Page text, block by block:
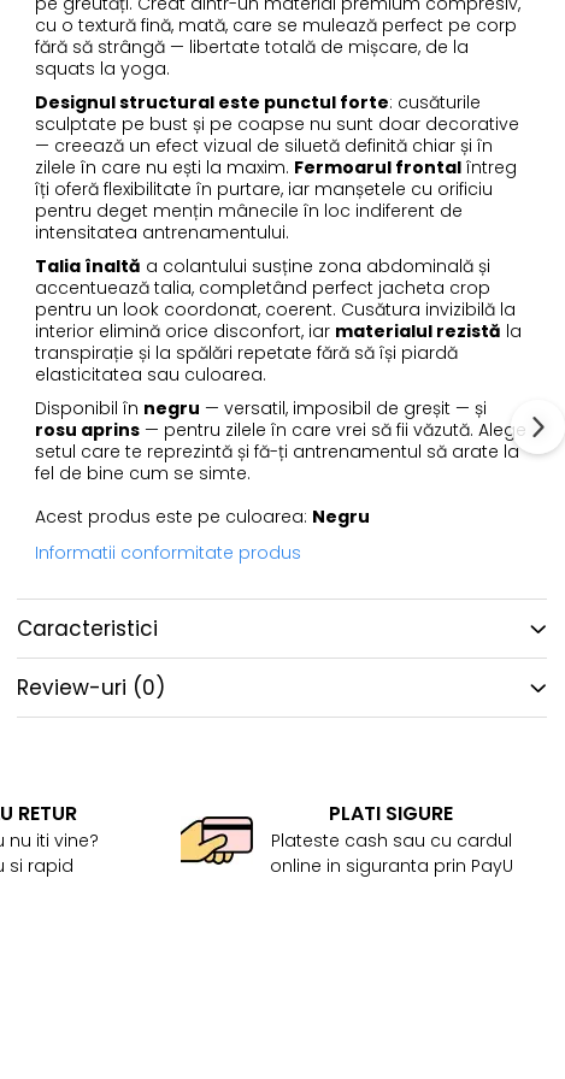
cu o textură fină, mată, care se mulează perfect pe corp
fără să strângă — libertate totală de mișcare, de la
squats la yoga.
Designul structural este punctul forte: cusăturile
sculptate pe bust și pe coapse nu sunt doar decorative
— creează un efect vizual de siluetă definită chiar și în
zilele în care nu ești la maxim. Fermoarul frontalîntreg
îți oferă flexibilitate în purtare, iar manșetele cu orificiu
pentru deget mențin mânecile în loc indiferent de
intensitatea antrenamentului.
Talia înaltă a colantului susține zona abdominală și
accentuează talia, completând perfect jacheta crop
pentru un look coordonat, coerent. Cusătura invizibilă la
interior elimină orice disconfort, iar materialul rezistă la
transpirație și la spălări repetate fără să își piardă
elasticitatea sau culoarea.
Disponibil în negru — versatil, imposibil de greșit — și
rosu aprins— pentru zilele în care vrei să fii văzută. Alege
setul care te reprezintă și fă-ți antrenamentul să arate la
fel de bine cum se simte.
Acest produs este pe culoarea: Negru
Informatii conformitate produs
Caracteristici
Review-uri (0)
RETUR
nu iti vine?
si rapid
PLATI SIGURE
Plateste cash sau cu cardul
online in siguranta prin PayU